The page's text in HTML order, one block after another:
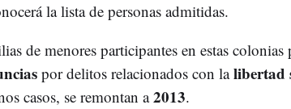
la lista de personas admitidas.
de menores participantes en estas colonias
por delitos relacionados con lalibertad
casos, se remontan a2013.